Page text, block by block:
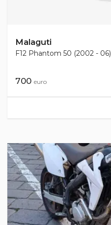
Malaguti
F12 Phantom 50 (2002 - 06)
700 euro